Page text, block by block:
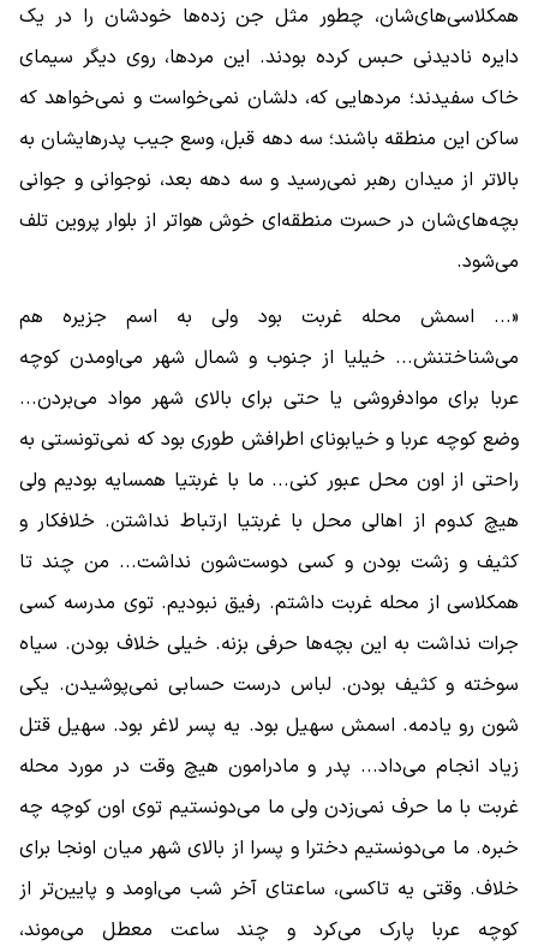
همکلاسی‌های‌شان، چطور مثل جن زده‌ها خودشان را در یک
دایره نادیدنی حبس کرده بودند. این مردها، روی دیگر سیمای
خاک سفیدند؛ مردهایی که، دلشان نمی‌خواست و نمی‌خواهد که
ساکن این منطقه باشند؛ سه دهه قبل، وسع جیب پدرهایشان به
بالاتر از میدان رهبر نمی‌رسید و سه دهه بعد، نوجوانی و جوانی
بچه‌های‌شان در حسرت منطقه‌ای خوش هواتر از بلوار پروین تلف
می‌شود.
«... اسمش محله غربت بود ولی به اسم جزیره هم
می‌شناختنش... خیلیا از جنوب و شمال شهر می‌اومدن کوچه
عربا برای موادفروشی یا حتی برای بالای شهر مواد می‌بردن...
وضع کوچه عربا و خیابونای اطرافش طوری بود که نمی‌تونستی به
راحتی از اون محل عبور کنی... ما با غربتیا همسایه بودیم ولی
هیچ کدوم از اهالی محل با غربتیا ارتباط نداشتن. خلافکار و
کثیف و زشت بودن و کسی دوست‌شون نداشت... من چند تا
همکلاسی از محله غربت داشتم. رفیق نبودیم. توی مدرسه کسی
جرات نداشت به این بچه‌ها حرفی بزنه. خیلی خلاف بودن. سیاه
سوخته و کثیف بودن. لباس درست حسابی نمی‌پوشیدن. یکی
شون رو یادمه. اسمش سهیل بود. یه پسر لاغر بود. سهیل قتل
زیاد انجام می‌داد... پدر و مادرامون هیچ ‌وقت در مورد محله
غربت با ما حرف نمی‌زدن ولی ما می‌دونستیم توی اون کوچه چه
خبره. ما می‌دونستیم دخترا و پسرا از بالای شهر میان اونجا برای
خلاف. وقتی یه تاکسی، ساعتای آخر شب می‌اومد و پایین‌تر از
کوچه عربا پارک می‌کرد و چند ساعت معطل می‌موند،